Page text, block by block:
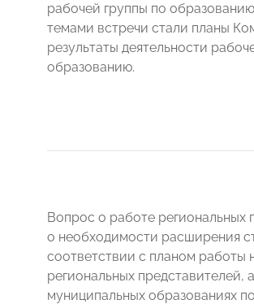
рабочей группы по
темами встречи стали планы
результаты деятельности
образованию.
Вопрос о работе
о необходимости расширения
соответствии с планом работы
региональных
муниципальных образованиях